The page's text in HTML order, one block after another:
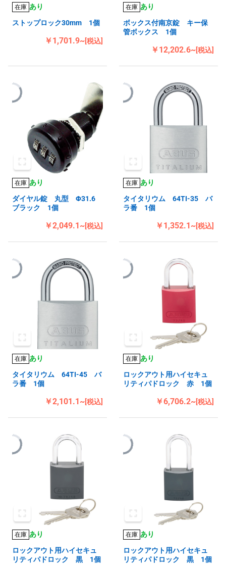
在庫 あり
ストップロック30mm 1個
￥1,701.9~[税込]
在庫 あり
ボックス付南京錠 キー保
管ボックス 1個
￥12,202.6~[税込]
在庫 あり
ダイヤル錠 丸型 Φ31.6
ブラック 1個
￥2,049.1~[税込]
在庫 あり
タイタリウム 64TI-35 バ
ラ番 1個
￥1,352.1~[税込]
在庫 あり
タイタリウム 64TI-45 バ
ラ番 1個
￥2,101.1~[税込]
在庫 あり
ロックアウト用ハイセキュ
リティパドロック 赤 1個
￥6,706.2~[税込]
在庫 あり
ロックアウト用ハイセキュ
リティパドロック 黒 1個
在庫 あり
ロックアウト用ハイセキュ
リティパドロック 黒 1個